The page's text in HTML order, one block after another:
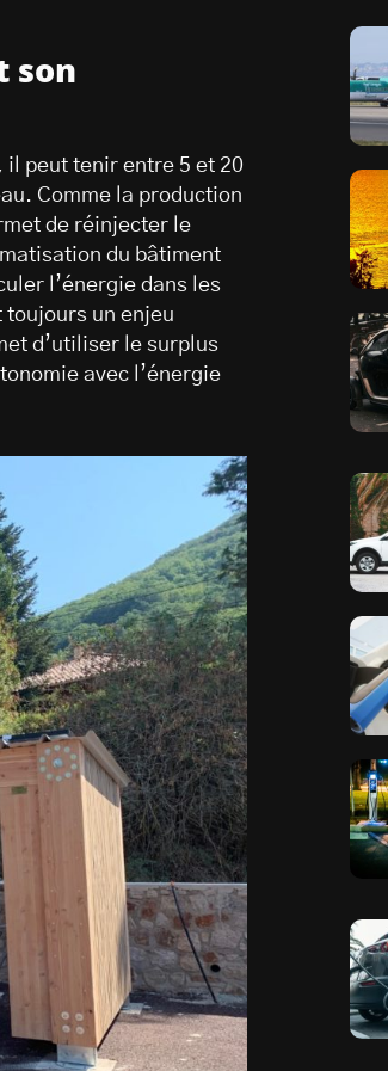
son
il peut tenir entre 5 et 20
Comme la production
de réinjecter le
du bâtiment
l’énergie dans les
toujours un enjeu
d’utiliser le surplus
avec l’énergie